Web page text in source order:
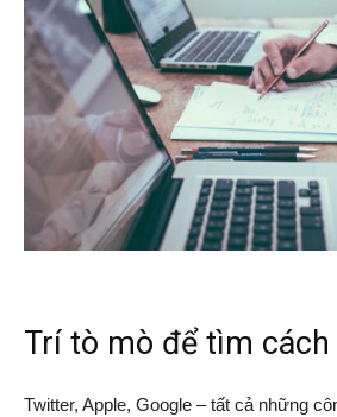
Trí tò mò để tìm cách
Twitter, Apple, Google – tất cả những